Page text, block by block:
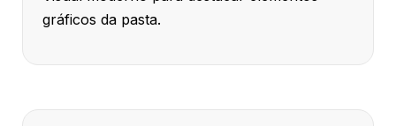
gráficos da pasta.